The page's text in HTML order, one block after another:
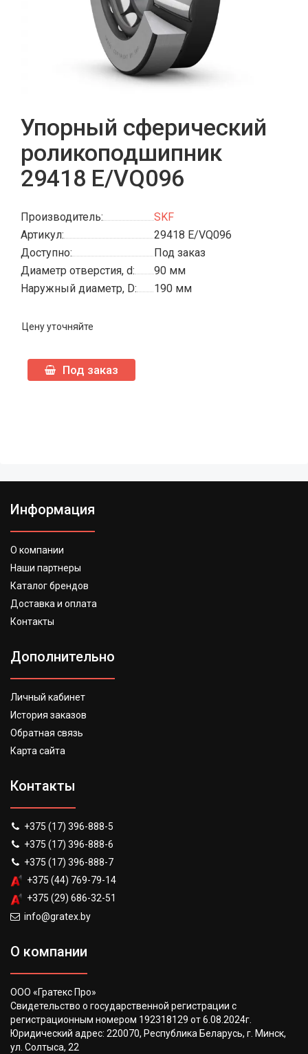
Упорный сферический
роликоподшипник
29418 E/VQ096
Производитель:
SKF
Артикул:
29418 E/VQ096
Доступно:
Под заказ
Диаметр отверстия, d:
90 мм
Наружный диаметр, D:
190 мм
Цену уточняйте
Под заказ
Информация
О компании
Наши партнеры
Каталог брендов
Доставка и оплата
Контакты
Дополнительно
Личный кабинет
История заказов
Обратная связь
Карта сайта
Контакты
+375 (17) 396-888-5
+375 (17) 396-888-6
+375 (17) 396-888-7
+375 (44) 769-79-14
+375 (29) 686-32-51
info@gratex.by
О компании
ООО «Гратекс Про»
Свидетельство о государственной регистрации с
регистрационным номером 192318129 от 6.08.2024г.
Юридический адрес: 220070, Республика Беларусь, г. Минск,
ул. Солтыса, 22